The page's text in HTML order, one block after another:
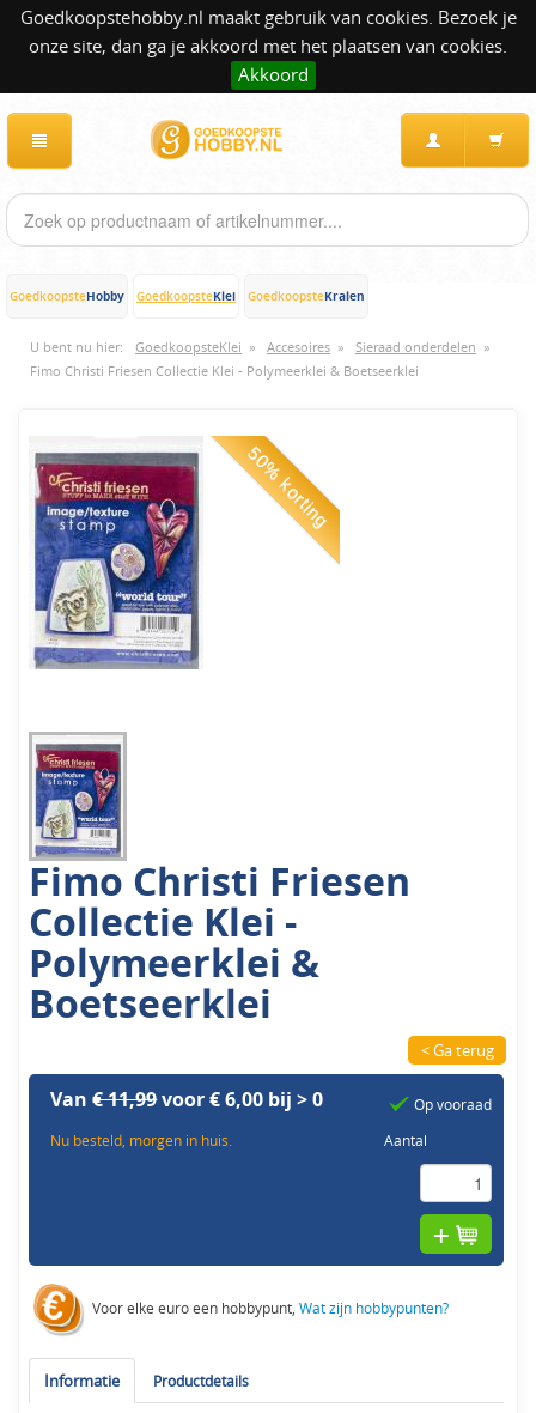
Goedkoopstehobby.nl maakt gebruik van cookies. Bezoek je
onze site, dan ga je akkoord met het plaatsen van cookies.
Akkoord
GoedkoopsteHobby GoedkoopsteKlei GoedkoopsteKralen
U bent nu hier: GoedkoopsteKlei » Accesoires » Sieraad onderdelen »
Fimo Christi Friesen Collectie Klei - Polymeerklei & Boetseerklei
50% korting
Fimo Christi Friesen
Collectie Klei -
Polymeerklei &
Boetseerklei
< Ga terug
Van€ 11,99voor € 6,00 bij > 0
Nu besteld, morgen in huis.
Op vooraad
Aantal
Voor elke euro een hobbypunt,Wat zijn hobbypunten?
Informatie Productdetails